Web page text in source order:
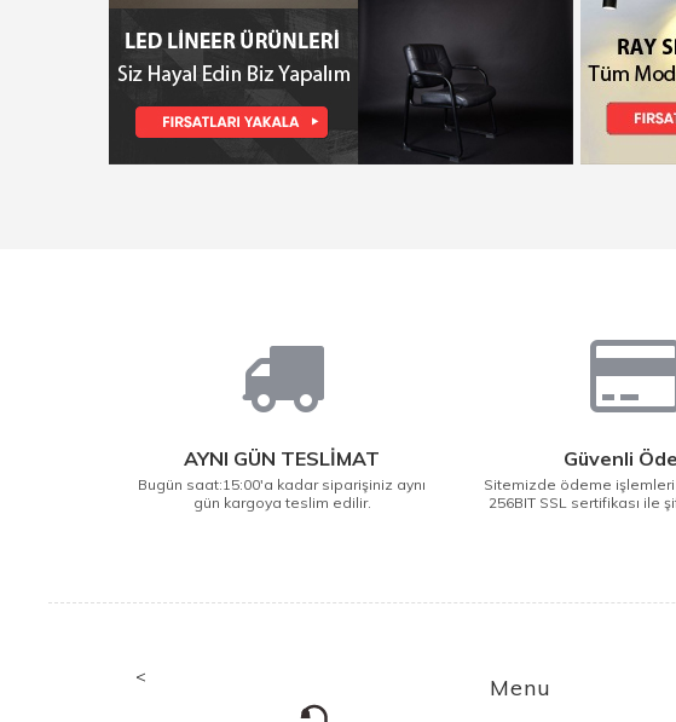
AYNI GÜN TESLİMAT
Bugün saat:15:00'a kadar siparişiniz aynı
gün kargoya teslim edilir.
Güvenli
Sitemizde ödeme işlemleri
256BIT SSL sertifikası ile
< Menu